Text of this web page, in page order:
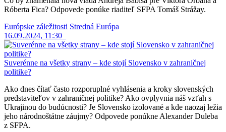
Róberta Fica? Odpovede ponúke riaditeľ SFPA Tomáš Strážay.
Európske záležitosti Stredná Európa
16.09.2024, 11:30
Suverénne na všetky strany – kde stojí Slovensko v zahraničnej
politike?
Ako dnes čítať často rozporuplné vyhlásenia a kroky slovenských
predstaviteľov v zahraničnej politike? Ako ovplyvnia náš vzťah s
Ukrajinou do budúcnosti? Je Slovensko izolované a kde naozaj ležia
jeho národnoštátne záujmy? Odpovede ponúkne Alexander Duleba
z SFPA.